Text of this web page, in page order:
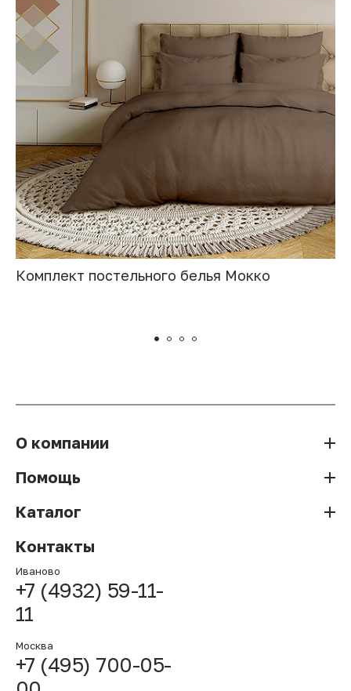
Комплект постельного белья Мокко
О компании
Помощь
Каталог
Контакты
Иваново
+7 (4932) 59-11-
11
Москва
+7 (495) 700-05-